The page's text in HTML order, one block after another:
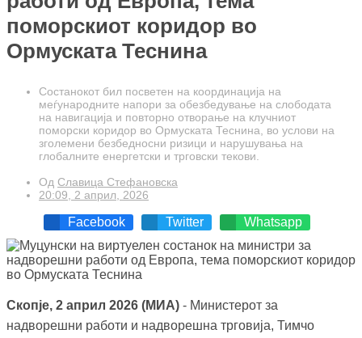
поморскиот коридор во
Ормуската Теснина
Состанокот бил посветен на координација на
меѓународните напори за обезбедување на слободата
на навигација и повторно отворање на клучниот
поморски коридор во Ормуската Теснина, во услови на
зголемени безбедносни ризици и нарушувања на
глобалните енергетски и трговски текови.
Од Славица Стефановска
20:09, 2 април, 2026
Facebook Twitter Whatsapp
Скопје, 2 април 2026 (МИА) - Министерот за
надворешни работи и надворешна трговија, Тимчо